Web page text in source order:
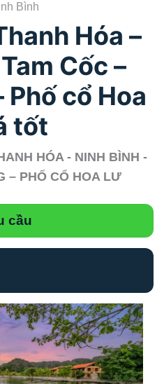
Bình
Hóa –
Cốc –
cổ Hoa
tốt
HÓA - NINH BÌNH -
– PHỐ CỔ HOA LƯ
cầu